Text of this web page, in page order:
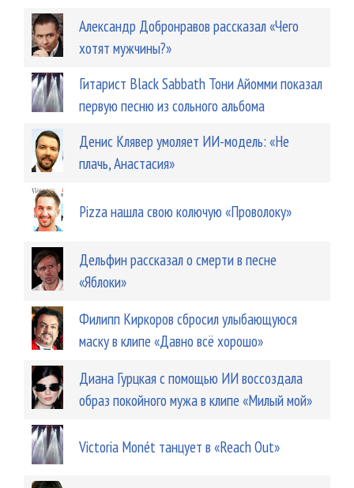
Александр Добронравов рассказал «Чего
хотят мужчины?»
Гитарист Black Sabbath Тони Айомми показал
первую песню из сольного альбома
Денис Клявер умоляет ИИ-модель: «Не
плачь, Анастасия»
Pizza нашла свою колючую «Проволоку»
Дельфин рассказал о смерти в песне
«Яблоки»
Филипп Киркоров сбросил улыбающуюся
маску в клипе «Давно всё хорошо»
Диана Гурцкая с помощью ИИ воссоздала
образ покойного мужа в клипе «Милый мой»
Victoria Monét танцует в «Reach Out»